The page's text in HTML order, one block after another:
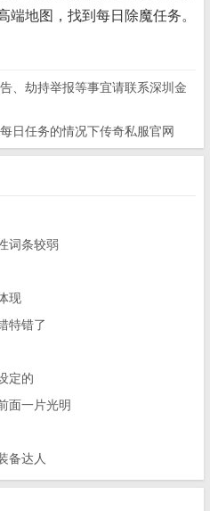
端地图，找到每日除魔任务。
、劫持举报等事宜请联系深圳金
日任务的情况下传奇私服官网
词条较弱
现
特错了
定的
面一片光明
备达人